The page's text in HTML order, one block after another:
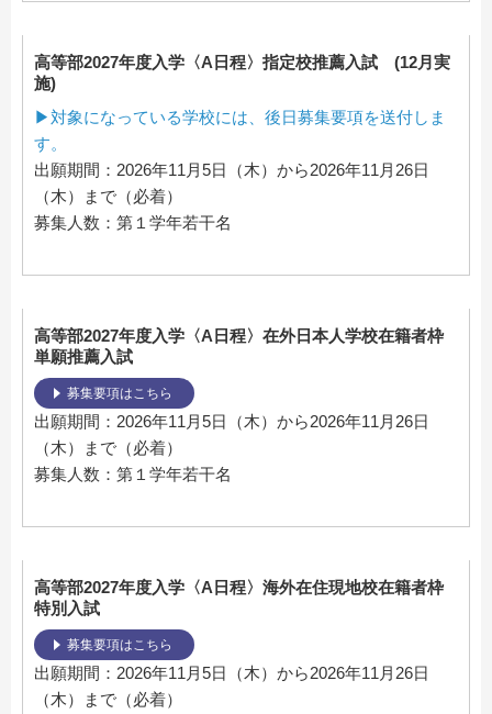
高等部2027年度入学〈A日程〉指定校推薦入試 (12月実
施)
▶対象になっている学校には、後日募集要項を送付しま
す。
出願期間：2026年11月5日（木）から2026年11月26日
（木）まで（必着）
募集人数：第１学年若干名
高等部2027年度入学〈A日程〉在外日本人学校在籍者枠
単願推薦入試
募集要項はこちら
出願期間：2026年11月5日（木）から2026年11月26日
（木）まで（必着）
募集人数：第１学年若干名
高等部2027年度入学〈A日程〉海外在住現地校在籍者枠
特別入試
募集要項はこちら
出願期間：2026年11月5日（木）から2026年11月26日
（木）まで（必着）